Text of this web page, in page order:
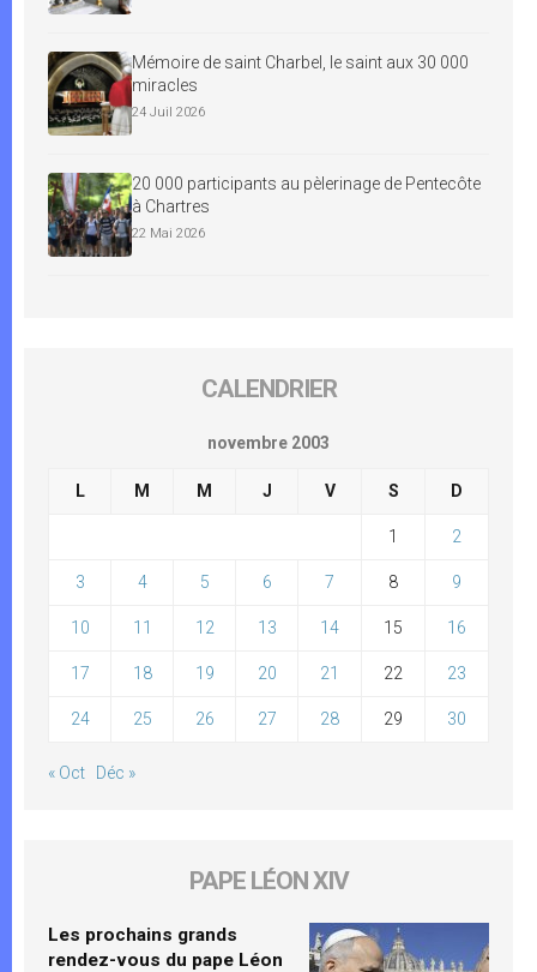
Mémoire de saint Charbel, le saint aux 30 000
miracles
24 Juil 2026
20 000 participants au pèlerinage de Pentecôte
à Chartres
22 Mai 2026
CALENDRIER
novembre 2003
L M M J V S D
1 2
3 4 5 6 7 8 9
10 11 12 13 14 15 16
17 18 19 20 21 22 23
24 25 26 27 28 29 30
« Oct Déc »
PAPE LÉON XIV
Les prochains grands
rendez-vous du pape Léon